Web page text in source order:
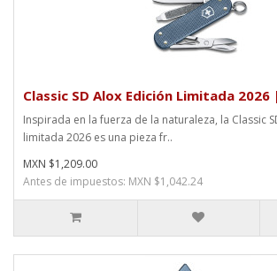
Classic SD Alox Edición Limitada 2026
Inspirada en la fuerza de la naturaleza, la Classic
limitada 2026 es una pieza fr..
MXN $1,209.00
Antes de impuestos: MXN $1,042.24